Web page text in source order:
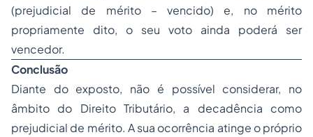
(prejudicial de mérito – vencido) e, no mérito
propriamente dito, o seu voto ainda poderá ser
vencedor.
Conclusão
Diante do exposto, não é possível considerar, no
âmbito do Direito Tributário, a decadência como
prejudicial de mérito. A sua ocorrência atinge o próprio